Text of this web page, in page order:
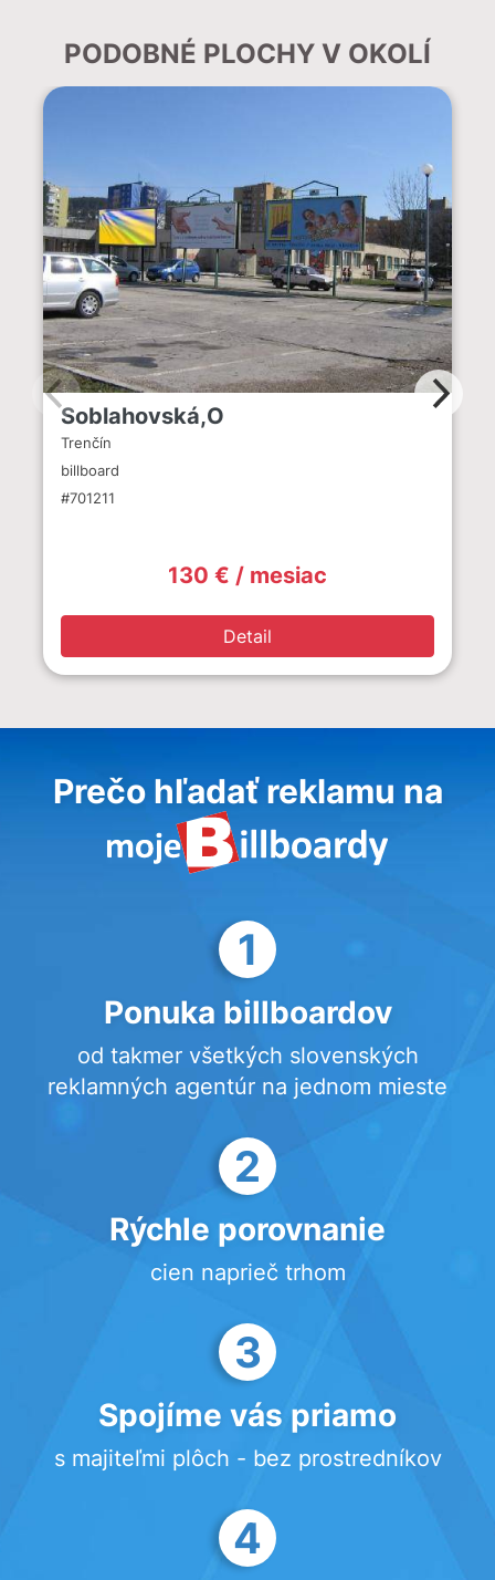
PODOBNÉ PLOCHY V OKOLÍ
Soblahovská,O
Trenčín
billboard
#701211
130 € / mesiac
Detail
Prečo hľadať reklamu na
1
Ponuka billboardov
od takmer všetkých slovenských
reklamných agentúr na jednom mieste
2
Rýchle porovnanie
cien naprieč trhom
3
Spojíme vás priamo
s majiteľmi plôch - bez prostredníkov
4